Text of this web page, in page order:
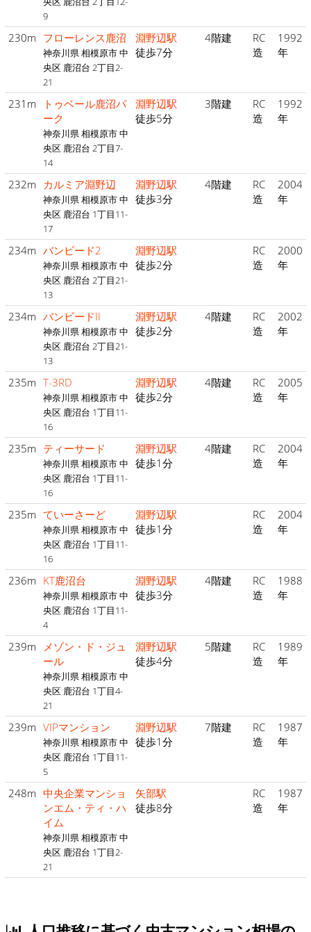
9
230m フローレンス鹿沼
神奈川県 相模原市 中
央区 鹿沼台 2丁目2-
21
淵野辺駅
徒歩7分
4階建
RC
造
1992
年
231m
トゥベール鹿沼パ
ーク
神奈川県 相模原市 中
央区 鹿沼台 2丁目7-
14
淵野辺駅
徒歩5分
3階建
RC
造
1992
年
232m カルミア淵野辺
神奈川県 相模原市 中
央区 鹿沼台 1丁目11-
17
淵野辺駅
徒歩3分
4階建
RC
造
2004
年
234m バンビード2
神奈川県 相模原市 中
央区 鹿沼台 2丁目21-
13
淵野辺駅
徒歩2分
RC
造
2000
年
234m バンビードII
神奈川県 相模原市 中
央区 鹿沼台 2丁目21-
13
淵野辺駅
徒歩2分
4階建
RC
造
2002
年
235m T-3RD
神奈川県 相模原市 中
央区 鹿沼台 1丁目11-
16
淵野辺駅
徒歩2分
4階建
RC
造
2005
年
235m ティーサード
神奈川県 相模原市 中
央区 鹿沼台 1丁目11-
16
淵野辺駅
徒歩1分
4階建
RC
造
2004
年
235m ていーさーど
神奈川県 相模原市 中
央区 鹿沼台 1丁目11-
16
淵野辺駅
徒歩1分
RC
造
2004
年
236m KT鹿沼台
神奈川県 相模原市 中
央区 鹿沼台 1丁目11-
4
淵野辺駅
徒歩3分
4階建
RC
造
1988
年
239m
メゾン・ド・ジュ
ール
神奈川県 相模原市 中
央区 鹿沼台 1丁目4-
21
淵野辺駅
徒歩4分
5階建
RC
造
1989
年
239m VIPマンション
神奈川県 相模原市 中
央区 鹿沼台 1丁目11-
5
淵野辺駅
徒歩1分
7階建
RC
造
1987
年
248m 中央企業マンショ
ンエム・ティ・ハ
イム
神奈川県 相模原市 中
央区 鹿沼台 1丁目2-
21
矢部駅
徒歩8分
RC
造
1987
年